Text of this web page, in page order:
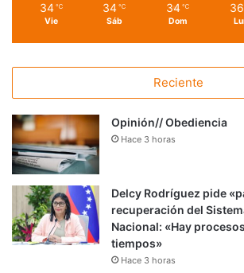
34 ℃
Vie
34 ℃
Sáb
34 ℃
Dom
36
Reciente
Opinión// Obediencia
Hace 3 horas
Delcy Rodríguez pide
recuperación del
Nacional: «Hay
tiempos»
Hace 3 horas